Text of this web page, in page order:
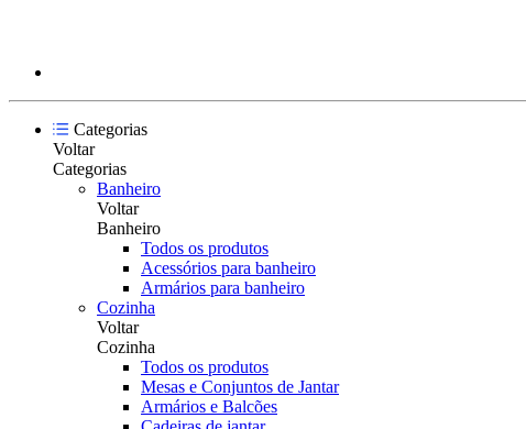
Categorias
Voltar
Categorias
Banheiro
Voltar
Banheiro
Todos os produtos
Acessórios para banheiro
Armários para banheiro
Cozinha
Voltar
Cozinha
Todos os produtos
Mesas e Conjuntos de Jantar
Armários e Balcões